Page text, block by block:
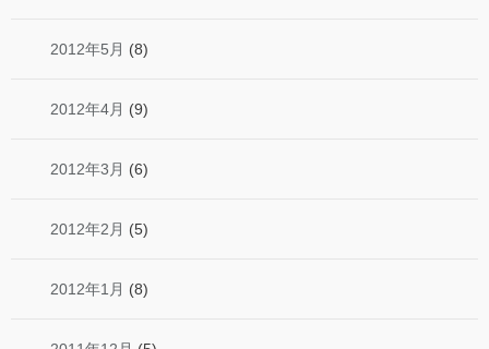
2012年5月 (8)
2012年4月 (9)
2012年3月 (6)
2012年2月 (5)
2012年1月 (8)